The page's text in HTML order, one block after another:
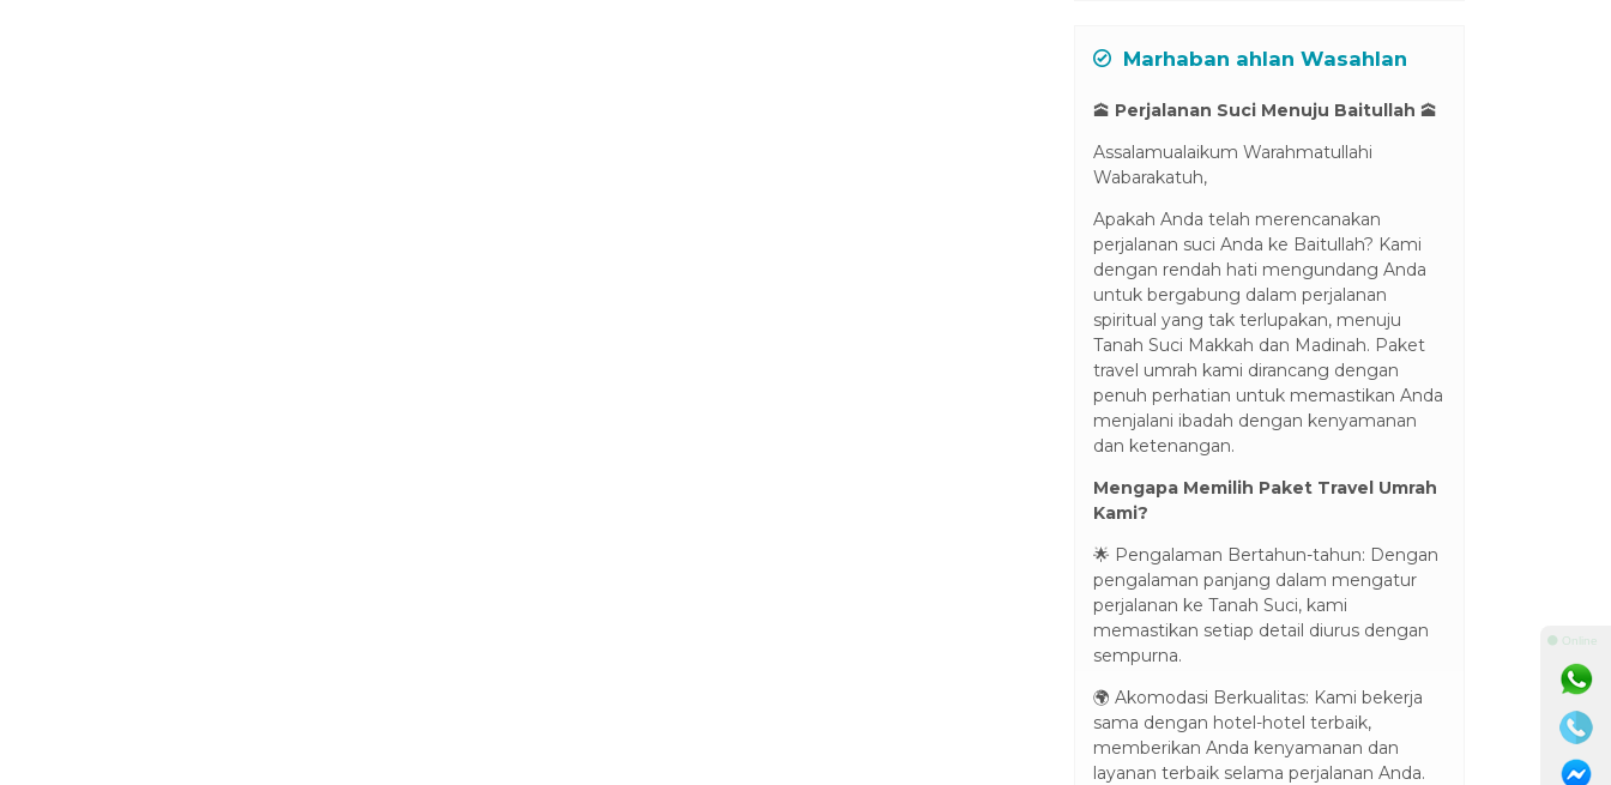
Marhaban ahlan Wasahlan
🕋 Perjalanan Suci Menuju Baitullah 🕋
Assalamualaikum Warahmatullahi
Wabarakatuh,
Apakah Anda telah merencanakan
perjalanan suci Anda ke Baitullah? Kami
dengan rendah hati mengundang Anda
untuk bergabung dalam perjalanan
spiritual yang tak terlupakan, menuju
Tanah Suci Makkah dan Madinah. Paket
travel umrah kami dirancang dengan
penuh perhatian untuk memastikan Anda
menjalani ibadah dengan kenyamanan
dan ketenangan.
Mengapa Memilih Paket Travel Umrah
Kami?
🌟 Pengalaman Bertahun-tahun: Dengan
pengalaman panjang dalam mengatur
perjalanan ke Tanah Suci, kami
memastikan setiap detail diurus dengan
sempurna.
🌍 Akomodasi Berkualitas: Kami bekerja
sama dengan hotel-hotel terbaik,
memberikan Anda kenyamanan dan
layanan terbaik selama perjalanan Anda.
⚫ Online